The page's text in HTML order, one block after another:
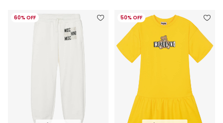
60% OFF 50% OFF